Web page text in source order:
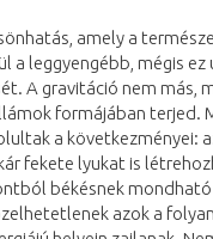
amely a
a leggyengébb, mégis ez
A gravitáció nem más,
formájában terjed.
a következményei:
fekete lyukat is
békésnek
azok a